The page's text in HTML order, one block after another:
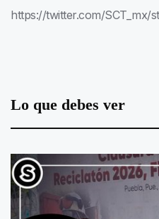
https://twitter.com/SCT_mx/
Lo que debes ver